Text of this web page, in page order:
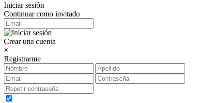
Iniciar sesión
Continuar como invitado
Crear una cuenta
×
Registrarme